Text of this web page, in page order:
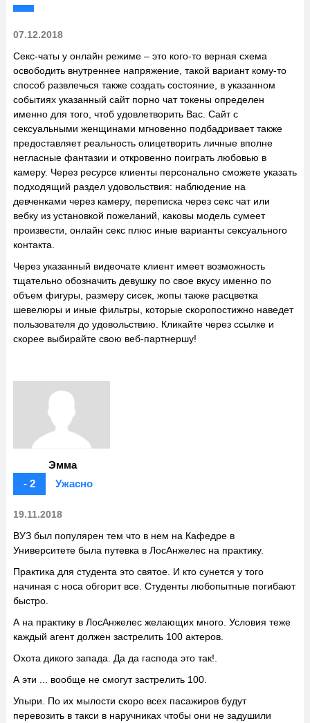
07.12.2018
Секс-чаты у онлайн режиме – это кого-то верная схема
освободить внутреннее напряжение, такой вариант кому-то
способ развлечься также создать состояние, в указанном
событиях указанный сайт порно чат токеныопределен
именно для того, чтоб удовлетворить Вас. Сайт с
сексуальными женщинами мгновенно подбадривает также
предоставляет реальность олицетворить личные вполне
негласные фантазии и откровенно поиграть любовью в
камеру. Через ресурсе клиенты персонально сможете указать
подходящий раздел удовольствия: наблюдение на
девченками через камеру, переписка через секс чат или
вебку из установкой пожеланий, каковы модель сумеет
произвести, онлайн секс плюс иные варианты сексуального
контакта.
Через указанный видеочате клиент имеет возможность
тщательно обозначить девушку по свое вкусу именно по
объем фигуры, размеру сисек, жопы также расцветка
шевелюры и иные фильтры, которые скоропостижно наведет
пользователя до удовольствию. Кликайте через ссылке и
скорее выбирайте свою веб-партнершу!
Эмма
- 2
Ужасно
19.11.2018
ВУЗ был популярен тем что в нем на Кафедре в
Университете была путевка в ЛосАнжелес на практику.
Практика для студента это святое. И кто сунется у того
начиная с носа обгорит все. Студенты любопытные погибают
быстро.
А на практику в ЛосАнжелес желающих много. Условия теже
каждый агент должен застрелить 100 актеров.
Охота дикого запада. Да да гаспода это так!.
А эти ... вообще не смогут застрелить 100.
Упыри. По их мылости скоро всех пасажиров будут
перевозить в такси в наручниках чтобы они не задушили